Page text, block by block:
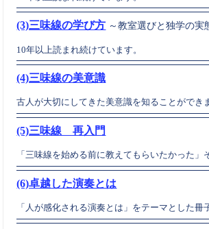
(3)三味線の学び方 ～教室選びと独学の実
10年以上読まれ続けています。
(4)三味線の美意識
古人が大切にしてきた美意識を知ることができ
(5)三味線 再入門
「三味線を始める前に教えてもらいたかった」
(6)卓越した演奏とは
「人が感化される演奏とは」をテーマとした冊